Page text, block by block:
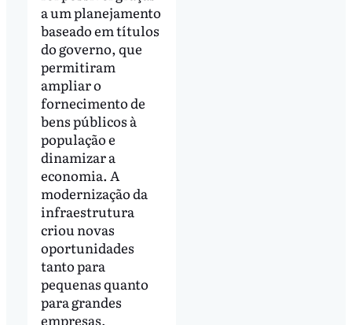
a um planejamento
baseado em títulos
do governo, que
permitiram
ampliar o
fornecimento de
bens públicos à
população e
dinamizar a
economia. A
modernização da
infraestrutura
criou novas
oportunidades
tanto para
pequenas quanto
para grandes
empresas,